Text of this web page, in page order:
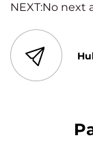
NEXT:No next